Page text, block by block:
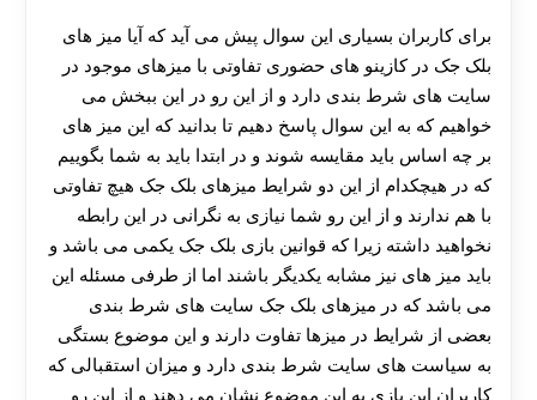
برای کاربران بسیاری این سوال پیش می آید که آیا میز های
بلک جک در کازینو های حضوری تفاوتی با میزهای موجود در
سایت های شرط بندی دارد و از این رو در این ببخش می
خواهیم که به این سوال پاسخ دهیم تا بدانید که این میز های
بر چه اساس باید مقایسه شوند و در ابتدا باید به شما بگوییم
که در هیچکدام از این دو شرایط میزهای بلک جک هیچ تفاوتی
با هم ندارند و از این رو شما نیازی به نگرانی در این رابطه
نخواهید داشته زیرا که قوانین بازی بلک جک یکمی می باشد و
باید میز های نیز مشابه یکدیگر باشند اما از طرفی مسئله این
می باشد که در میزهای بلک جک سایت های شرط بندی
بعضی از شرایط در میزها تفاوت دارند و این موضوع بستگی
به سیاست های سایت شرط بندی دارد و میزان استقبالی که
کاربران این بازی به این موضوع نشان می دهند و از این رو